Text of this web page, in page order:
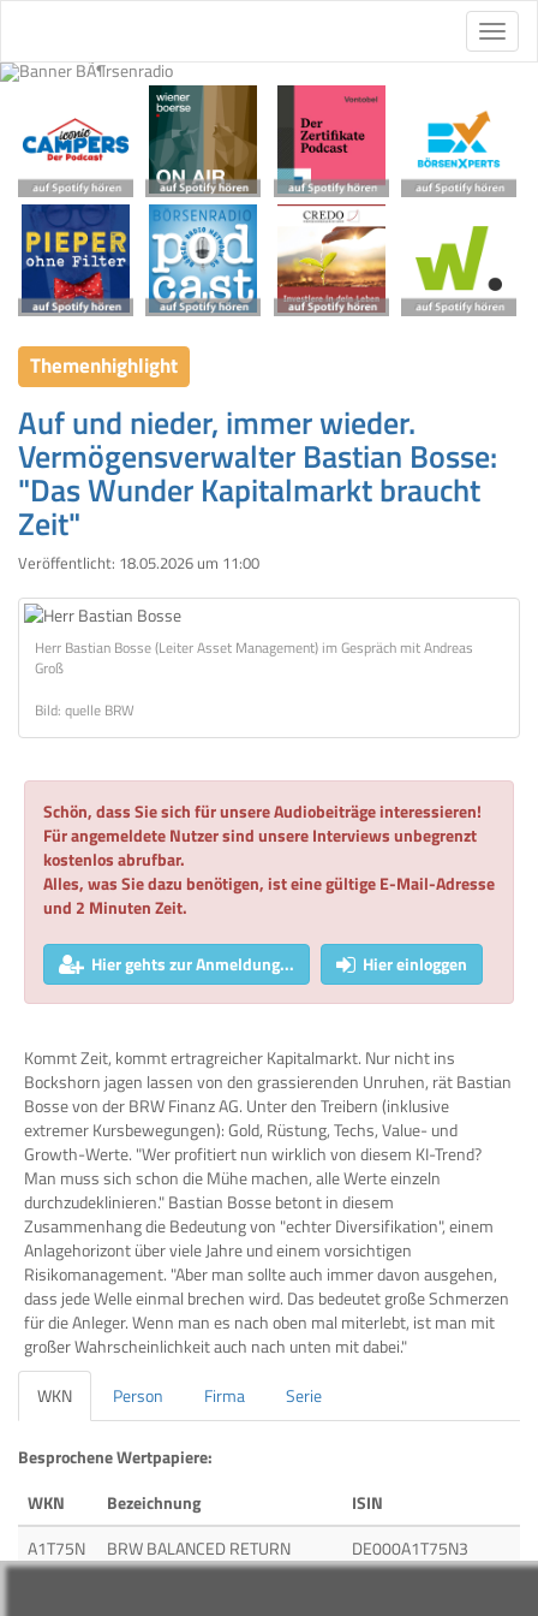
Themenhighlight
Auf und nieder, immer wieder.
Vermögensverwalter Bastian Bosse:
"Das Wunder Kapitalmarkt braucht
Zeit"
Veröffentlicht: 18.05.2026 um 11:00
Herr Bastian Bosse (Leiter Asset Management) im Gespräch mit Andreas
Groß
Bild: quelle BRW
Schön, dass Sie sich für unsere Audiobeiträge interessieren!
Für angemeldete Nutzer sind unsere Interviews unbegrenzt
kostenlos abrufbar.
Alles, was Sie dazu benötigen, ist eine gültige E-Mail-Adresse
und 2 Minuten Zeit.
Hier gehts zur Anmeldung... Hier einloggen
Kommt Zeit, kommt ertragreicher Kapitalmarkt. Nur nicht ins
Bockshorn jagen lassen von den grassierenden Unruhen, rät Bastian
Bosse von der BRW Finanz AG. Unter den Treibern (inklusive
extremer Kursbewegungen): Gold, Rüstung, Techs, Value- und
Growth-Werte. "Wer profitiert nun wirklich von diesem KI-Trend?
Man muss sich schon die Mühe machen, alle Werte einzeln
durchzudeklinieren." Bastian Bosse betont in diesem
Zusammenhang die Bedeutung von "echter Diversifikation", einem
Anlagehorizont über viele Jahre und einem vorsichtigen
Risikomanagement. "Aber man sollte auch immer davon ausgehen,
dass jede Welle einmal brechen wird. Das bedeutet große Schmerzen
für die Anleger. Wenn man es nach oben mal miterlebt, ist man mit
großer Wahrscheinlichkeit auch nach unten mit dabei."
WKN
Person Firma Serie
Besprochene Wertpapiere:
WKN
Bezeichnung
ISIN
A1T75N
BRW BALANCED RETURN
DE000A1T75N3